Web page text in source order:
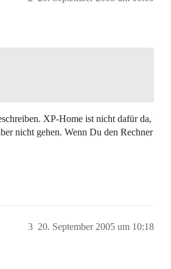
XP-Home ist nicht dafür da,
nicht gehen. Wenn Du den Rechner
20. September 2005 um 10:18
3